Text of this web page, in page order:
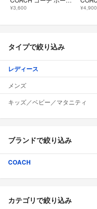
¥3,600 ¥4,900
タイプで絞り込み
レディース
メンズ
キッズ／ベビー／マタニティ
ブランドで絞り込み
COACH
カテゴリで絞り込み